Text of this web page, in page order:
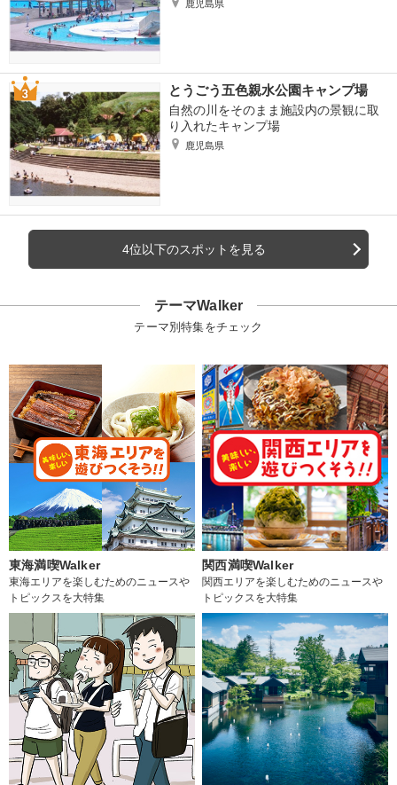
鹿児島県
とうごう五色親水公園キャンプ場
自然の川をそのまま施設内の景観に取
り入れたキャンプ場
鹿児島県
4位以下のスポットを見る
テーマWalker
テーマ別特集をチェック
東海満喫Walker
東海エリアを楽しむためのニュースや
トピックスを大特集
関西満喫Walker
関西エリアを楽しむためのニュースや
トピックスを大特集